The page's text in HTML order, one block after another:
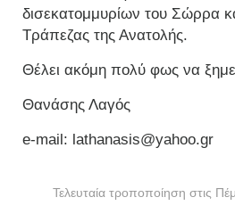
δισεκατομμυρίων του Σώρρα
Τράπεζας της Ανατολής.
Θέλει ακόμη πολύ φως να
Θανάσης Λαγός
e-mail: lathanasis@yahoo.gr
Τελευταία τροποποίηση στις